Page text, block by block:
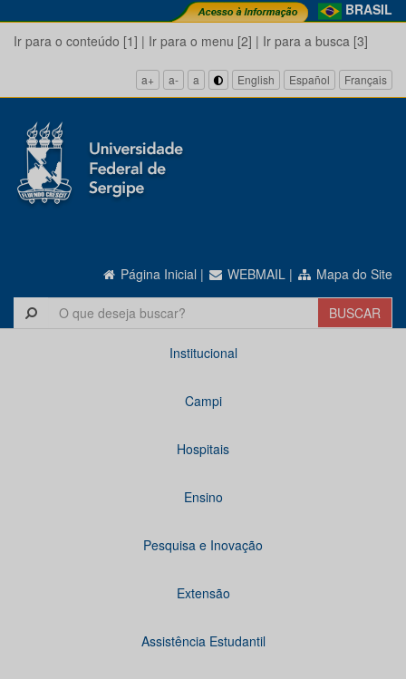
BRASIL
Ir para o conteúdo [1] | Ir para o menu [2] | Ir para a busca [3]
a+ a- a English Español Français
Página Inicial | WEBMAIL | Mapa do Site
Institucional
Campi
Hospitais
Ensino
Pesquisa e Inovação
Extensão
Assistência Estudantil